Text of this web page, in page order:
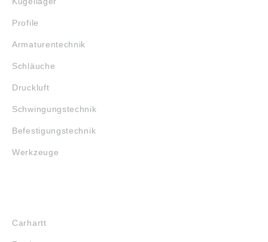
Profile
Armaturentechnik
Schläuche
Druckluft
Schwingungstechnik
Befestigungstechnik
Werkzeuge
Carhartt